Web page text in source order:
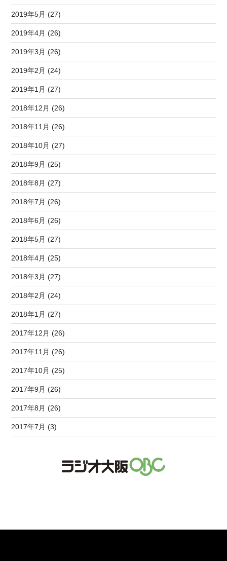
2019年5月 (27)
2019年4月 (26)
2019年3月 (26)
2019年2月 (24)
2019年1月 (27)
2018年12月 (26)
2018年11月 (26)
2018年10月 (27)
2018年9月 (25)
2018年8月 (27)
2018年7月 (26)
2018年6月 (26)
2018年5月 (27)
2018年4月 (25)
2018年3月 (27)
2018年2月 (24)
2018年1月 (27)
2017年12月 (26)
2017年11月 (26)
2017年10月 (25)
2017年9月 (26)
2017年8月 (26)
2017年7月 (3)